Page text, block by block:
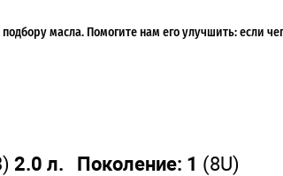
масла. Помогите нам его улучшить: если
2.0 л. Поколение: 1 (8U)